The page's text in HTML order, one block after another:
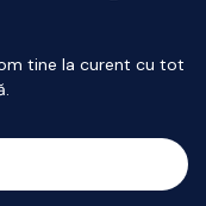
tine la curent cu tot